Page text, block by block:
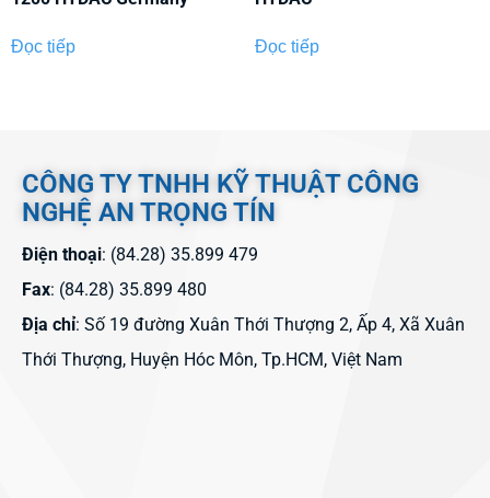
Đọc tiếp Đọc tiếp
CÔNG TY TNHH KỸ THUẬT CÔNG
NGHỆ AN TRỌNG TÍN
Điện thoại: (84.28) 35.899 479
Fax: (84.28) 35.899 480
Địa chỉ: Số 19 đường Xuân Thới Thượng 2, Ấp 4, Xã Xuân
Thới Thượng, Huyện Hóc Môn, Tp.HCM, Việt Nam